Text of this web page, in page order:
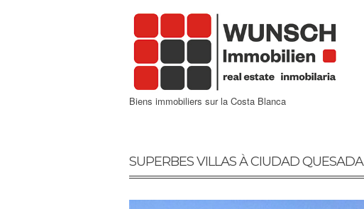
Biens immobiliers sur la Costa Blanca
SUPERBES VILLAS À CIUDAD QUESADA